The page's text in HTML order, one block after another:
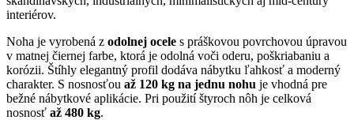
interiérov.
Noha je vyrobená z odolnej ocele s práškovou povrchovou úpravou
v matnej čiernej farbe, ktorá je odolná voči oderu, poškriabaniu a
korózii. Štíhly elegantný profil dodáva nábytku ľahkosť a moderný
charakter. S nosnosťou až 120 kg na jednu nohu je vhodná pre
bežné nábytkové aplikácie. Pri použití štyroch nôh je celková
nosnosť až 480 kg.